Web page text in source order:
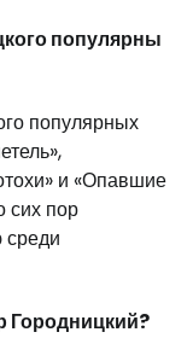
популярны
популярных
и «Опавшие
сих пор
среди
Городницкий?